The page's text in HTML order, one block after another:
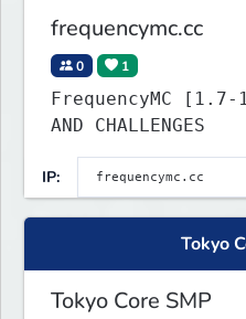
frequencymc.cc
0 1
FrequencyMC [1.7-
AND CHALLENGES
IP:
Tokyo
Tokyo Core SMP